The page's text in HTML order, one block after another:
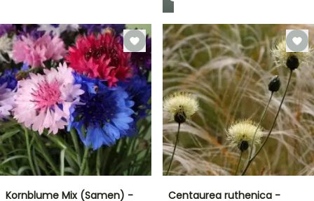
Kornblume Mix (Samen) -
Centaurea ruthenica -